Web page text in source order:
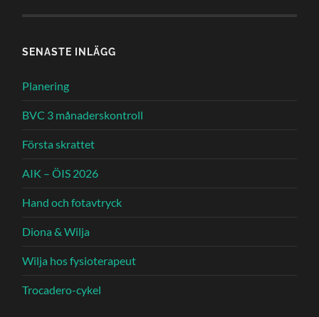
SENASTE INLÄGG
Planering
BVC 3 månaderskontroll
Första skrattet
AIK – ÖIS 2026
Hand och fotavtryck
Diona & Wilja
Wilja hos fysioterapeut
Trocadero-cykel